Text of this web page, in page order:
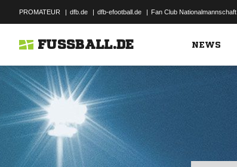
PROMATEUR | dfb.de | dfb-efootball.de | Fan Club Nationalmannschaft
FUSSBALL.DE NEWS